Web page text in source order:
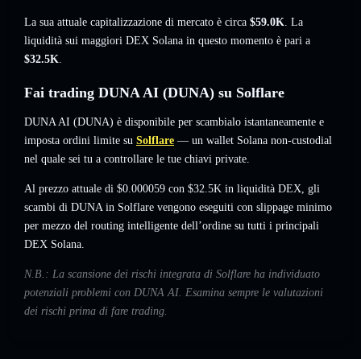
La sua attuale capitalizzazione di mercato è circa $59.0K. La
liquidità sui maggiori DEX Solana in questo momento è pari a
$32.5K.
Fai trading DUNA AI (DUNA) su Solflare
DUNA AI (DUNA) è disponibile per scambialo istantaneamente e
imposta ordini limite su Solflare — un wallet Solana non-custodial
nel quale sei tu a controllare le tue chiavi private.
Al prezzo attuale di $0.000059 con $32.5K in liquidità DEX, gli
scambi di DUNA in Solflare vengono eseguiti con slippage minimo
per mezzo del routing intelligente dell’ordine su tutti i principali
DEX Solana.
N.B.: La scansione dei rischi integrata di Solflare ha individuato
potenziali problemi con DUNA AI. Esamina sempre le valutazioni
dei rischi prima di fare trading.